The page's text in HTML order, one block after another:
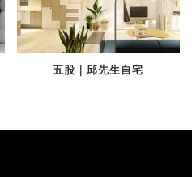
五股｜邱先生自宅